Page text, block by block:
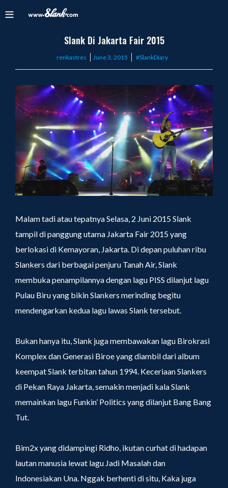
Slank Di Jakarta Fair 2015
renkastres
Posted
June 3, 2015 #SlankDiary
Malam tadi atau tepatnya Selasa, 2 Juni 2015 Slank
tampil di panggung utama Jakarta Fair 2015 yang
berlokasi di Kemayoran, Jakarta. Di depan puluhan ribu
Slankers dari berbagai penjuru Tanah Air, Slank
membuka penampilannya dengan lagu PISS dilanjut lagu
Pulau Biru yang bikin Slankers merinding begitu
mendengarkan kedua lagu lawas Slank tersebut.
Bukan hanya itu, Slank juga membawakan lagu Birokrasi
Komplex dan Generasi Biroe yang diambil dari album
keempat Slank terbitan tahun 1994. Keceriaan Slankers
di Pekan Raya Jakarta, semakin menjadi kala Slank
memainkan lagu Funkin’ Politics yang dilanjut Bang Bang
Tut.
Bim2x yang didampingi Ridho, ikutan curhat di hadapan
lautan manusia lewat lagu Jadi Masalah dan
Indonesiakan Una. Nggak berhenti di situ, Kaka juga